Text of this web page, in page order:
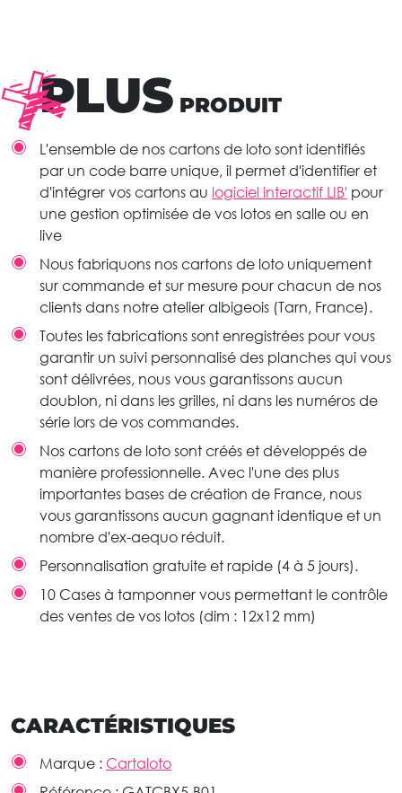
PLUS PRODUIT
L'ensemble de nos cartons de loto sont identifiés
par un code barre unique, il permet d'identifier et
d'intégrer vos cartons au logiciel interactif LIB' pour
une gestion optimisée de vos lotos en salle ou en
live
Nous fabriquons nos cartons de loto uniquement
sur commande et sur mesure pour chacun de nos
clients dans notre atelier albigeois (Tarn, France).
Toutes les fabrications sont enregistrées pour vous
garantir un suivi personnalisé des planches qui vous
sont délivrées, nous vous garantissons aucun
doublon, ni dans les grilles, ni dans les numéros de
série lors de vos commandes.
Nos cartons de loto sont créés et développés de
manière professionnelle. Avec l'une des plus
importantes bases de création de France, nous
vous garantissons aucun gagnant identique et un
nombre d'ex-aequo réduit.
Personnalisation gratuite et rapide (4 à 5 jours).
10 Cases à tamponner vous permettant le contrôle
des ventes de vos lotos (dim : 12x12 mm)
CARACTÉRISTIQUES
Marque : Cartaloto